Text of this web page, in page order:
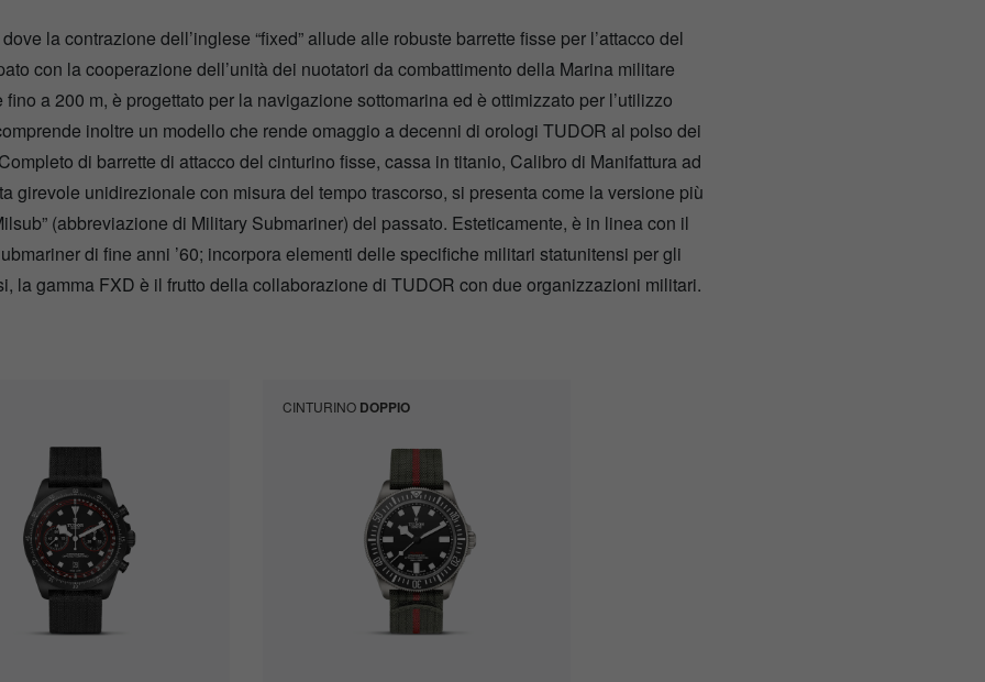
la contrazione dell’inglese “fixed” allude alle robuste barrette fisse per l’attacco del
con la cooperazione dell’unità dei nuotatori da combattimento della Marina militare
a 200 m, è progettato per la navigazione sottomarina ed è ottimizzato per l’utilizzo
inoltre un modello che rende omaggio a decenni di orologi TUDOR al polso dei
di barrette di attacco del cinturino fisse, cassa in titanio, Calibro di Manifattura ad
girevole unidirezionale con misura del tempo trascorso, si presenta come la versione più
(abbreviazione di Military Submariner) del passato. Esteticamente, è in linea con il
di fine anni ’60; incorpora elementi delle specifiche militari statunitensi per gli
la gamma FXD è il frutto della collaborazione di TUDOR con due organizzazioni militari.
CINTURINO DOPPIO